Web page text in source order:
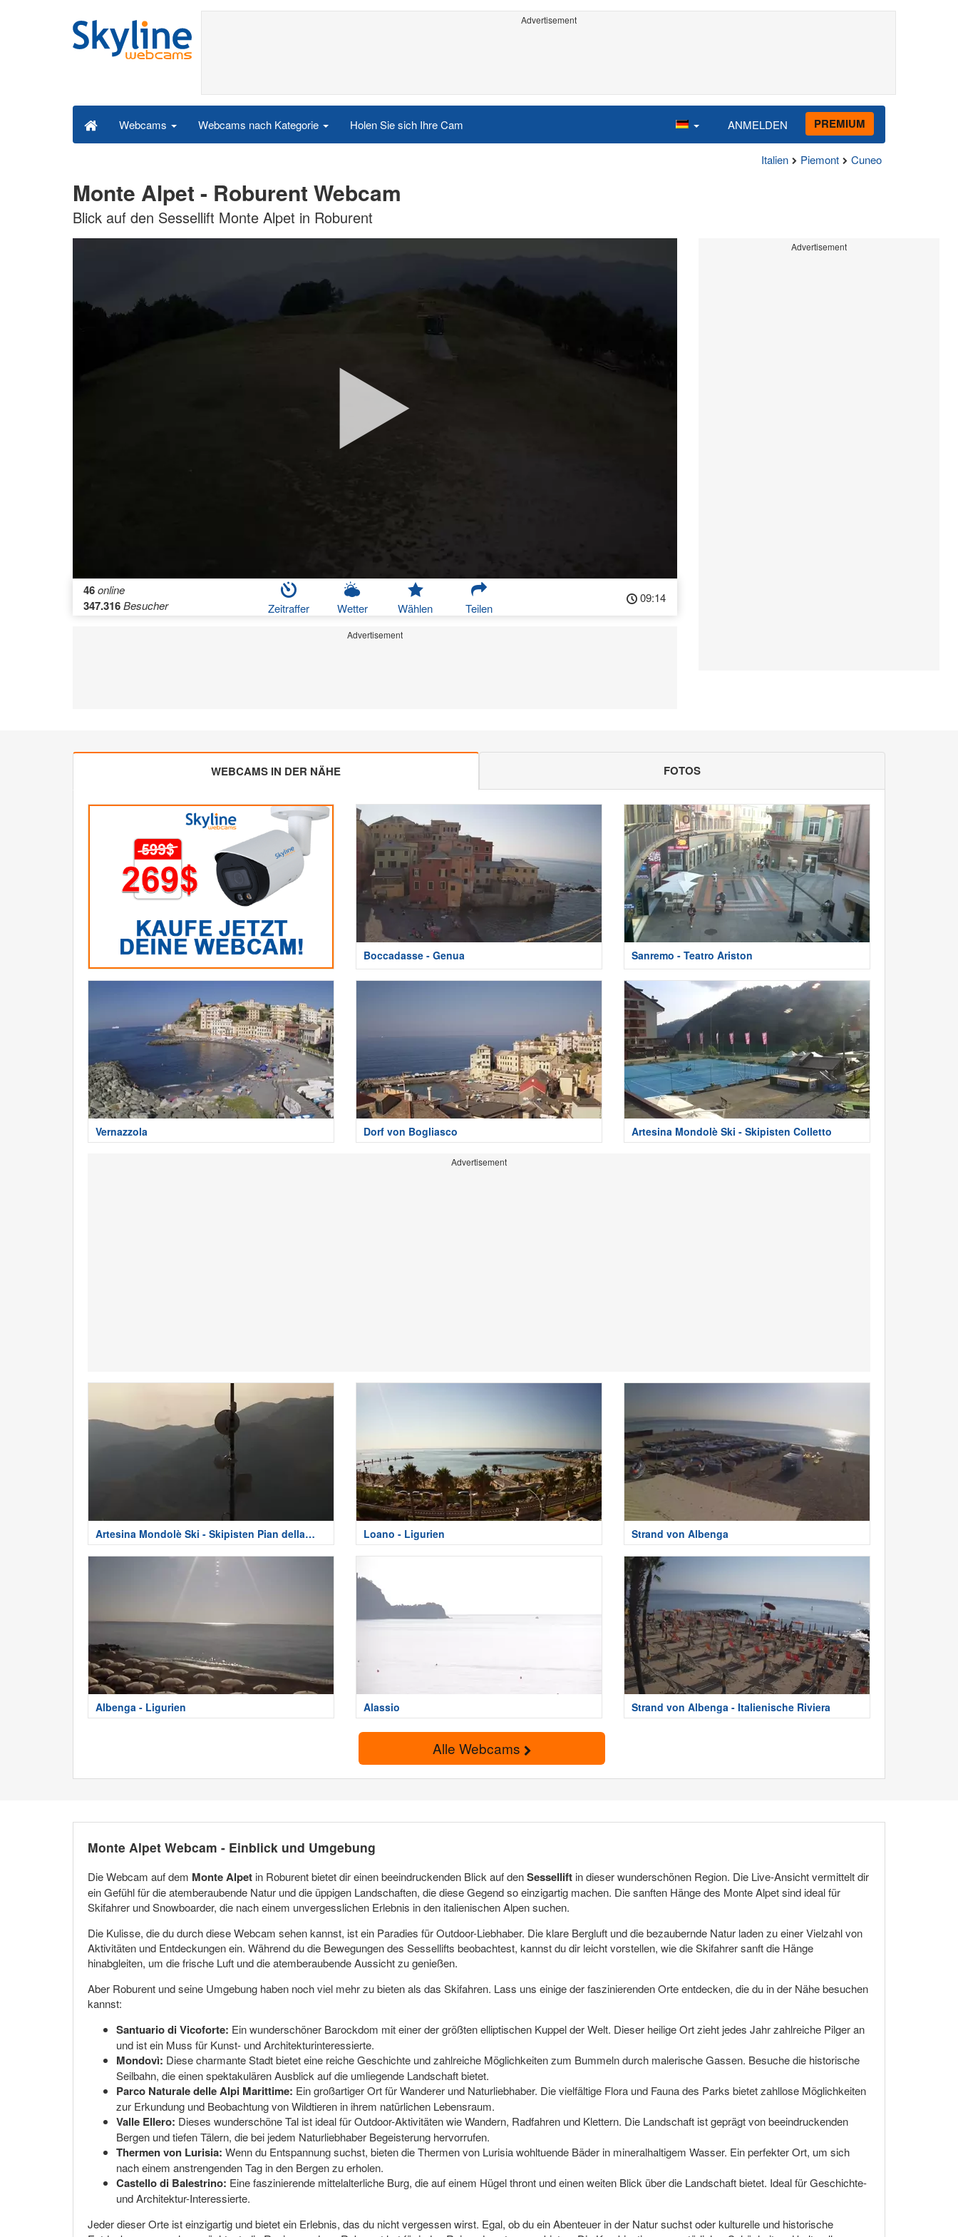
Advertisement
Webcams Webcams nach Kategorie Holen Sie sich Ihre Cam ANMELDEN PREMIUM
Italien Piemont Cuneo
Monte Alpet - Roburent Webcam
Blick auf den Sessellift Monte Alpet in Roburent
46online
347.316Besucher Zeitraffer Wetter Wählen Teilen
09:14
Advertisement
Advertisement
WEBCAMS IN DER NÄHE FOTOS
Boccadasse - Genua Sanremo - Teatro Ariston
Vernazzola Dorf von Bogliasco Artesina Mondolè Ski - Skipisten Colletto
Advertisement
Artesina Mondolè Ski - Skipisten Pian della
Turra
Loano - Ligurien Strand von Albenga
Albenga - Ligurien Alassio Strand von Albenga - Italienische Riviera
Alle Webcams
Monte Alpet Webcam - Einblick und Umgebung
Die Webcam auf dem Monte Alpet in Roburent bietet dir einen beeindruckenden Blick auf denSessellift in dieser wunderschönen Region. Die Live-Ansicht vermittelt dir
ein Gefühl für die atemberaubende Natur und die üppigen Landschaften, die diese Gegend so einzigartig machen. Die sanften Hänge des Monte Alpet sind ideal für
Skifahrer und Snowboarder, die nach einem unvergesslichen Erlebnis in den italienischen Alpen suchen.
Die Kulisse, die du durch diese Webcam sehen kannst, ist ein Paradies für Outdoor-Liebhaber. Die klare Bergluft und die bezaubernde Natur laden zu einer Vielzahl von
Aktivitäten und Entdeckungen ein. Während du die Bewegungen des Sessellifts beobachtest, kannst du dir leicht vorstellen, wie die Skifahrer sanft die Hänge
hinabgleiten, um die frische Luft und die atemberaubende Aussicht zu genießen.
Aber Roburent und seine Umgebung haben noch viel mehr zu bieten als das Skifahren. Lass uns einige der faszinierenden Orte entdecken, die du in der Nähe besuchen
kannst:
Santuario di Vicoforte: Ein wunderschöner Barockdom mit einer der größten elliptischen Kuppel der Welt. Dieser heilige Ort zieht jedes Jahr zahlreiche Pilger an
und ist ein Muss für Kunst- und Architekturinteressierte.
Mondovì: Diese charmante Stadt bietet eine reiche Geschichte und zahlreiche Möglichkeiten zum Bummeln durch malerische Gassen. Besuche die historische
Seilbahn, die einen spektakulären Ausblick auf die umliegende Landschaft bietet.
Parco Naturale delle Alpi Marittime: Ein großartiger Ort für Wanderer und Naturliebhaber. Die vielfältige Flora und Fauna des Parks bietet zahllose Möglichkeiten
zur Erkundung und Beobachtung von Wildtieren in ihrem natürlichen Lebensraum.
Valle Ellero: Dieses wunderschöne Tal ist ideal für Outdoor-Aktivitäten wie Wandern, Radfahren und Klettern. Die Landschaft ist geprägt von beeindruckenden
Bergen und tiefen Tälern, die bei jedem Naturliebhaber Begeisterung hervorrufen.
Thermen von Lurisia: Wenn du Entspannung suchst, bieten die Thermen von Lurisia wohltuende Bäder in mineralhaltigem Wasser. Ein perfekter Ort, um sich
nach einem anstrengenden Tag in den Bergen zu erholen.
Castello di Balestrino: Eine faszinierende mittelalterliche Burg, die auf einem Hügel thront und einen weiten Blick über die Landschaft bietet. Ideal für Geschichte-
und Architektur-Interessierte.
Jeder dieser Orte ist einzigartig und bietet ein Erlebnis, das du nicht vergessen wirst. Egal, ob du ein Abenteuer in der Natur suchst oder kulturelle und historische